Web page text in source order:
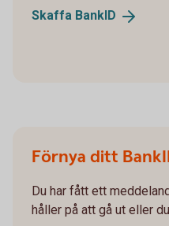
Skaffa BankID
Förnya ditt
Du har fått ett
håller på att gå ut eller